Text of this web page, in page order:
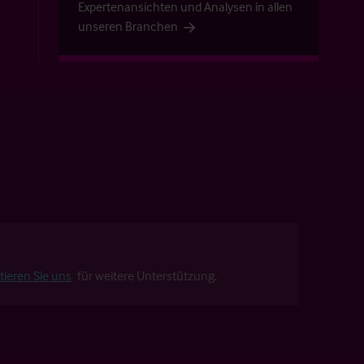
Expertenansichten und Analysen in allen
unseren Branchen
Sie uns für weitere Unterstützung.